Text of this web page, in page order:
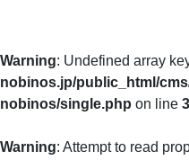
Warning: Undefined array
nobinos.jp/public_html/
nobinos/single.php on line
Warning: Attempt to read